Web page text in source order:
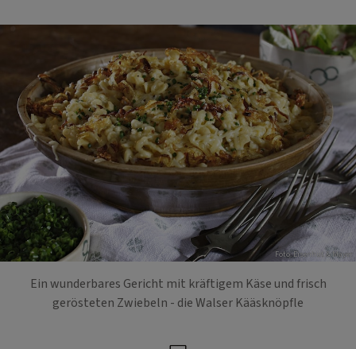
Foto: Eisenhut & Mayer
Ein wunderbares Gericht mit kräftigem Käse und frisch
gerösteten Zwiebeln - die Walser Kääsknöpfle